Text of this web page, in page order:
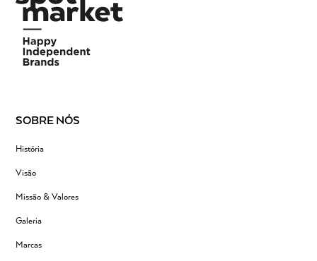
SOBRE NÓS
História
Visão
Missão & Valores
Galeria
Marcas